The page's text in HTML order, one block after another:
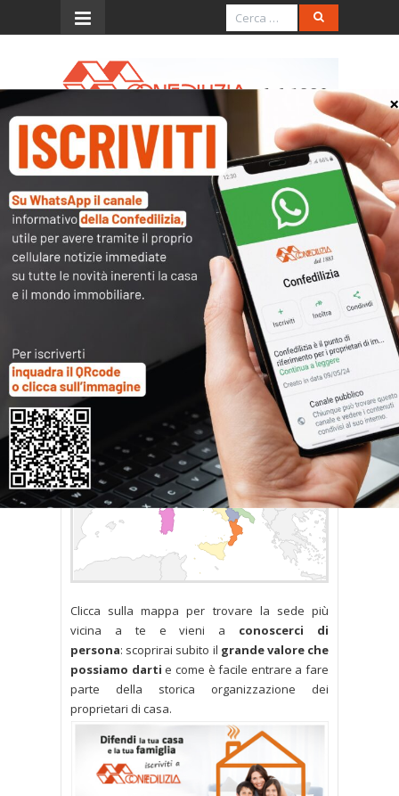
Menu
Sedi territoriali
Clicca sulla mappa: trova la
tua sede Confedilizia.
Per visualizzare correttamente la
mappa delle sedi territoriali della
Confedilizia, è necessario
accettare tutti i cookie cliccando
sul pulsante in basso a sinistra.
Clicca sulla mappa per trovare la sede più
vicina a te e vieni a conoscerci di
persona: scoprirai subito il grande valore che
possiamo darti e come è facile entrare a fare
parte della storica organizzazione dei
proprietari di casa.